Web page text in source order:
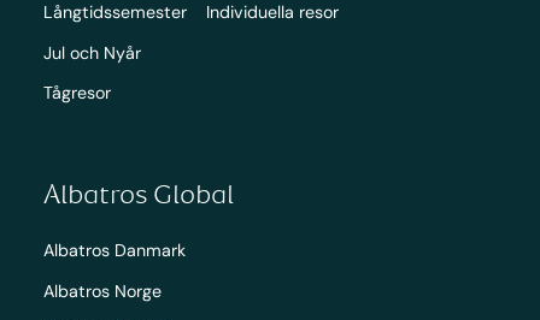
Långtidssemester
Jul och Nyår
Tågresor
Individuella resor
Albatros Global
Albatros Danmark
Albatros Norge